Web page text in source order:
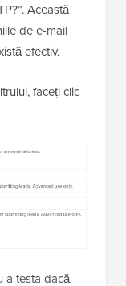
Această
de e-mail
efectiv.
faceți clic
a testa dacă